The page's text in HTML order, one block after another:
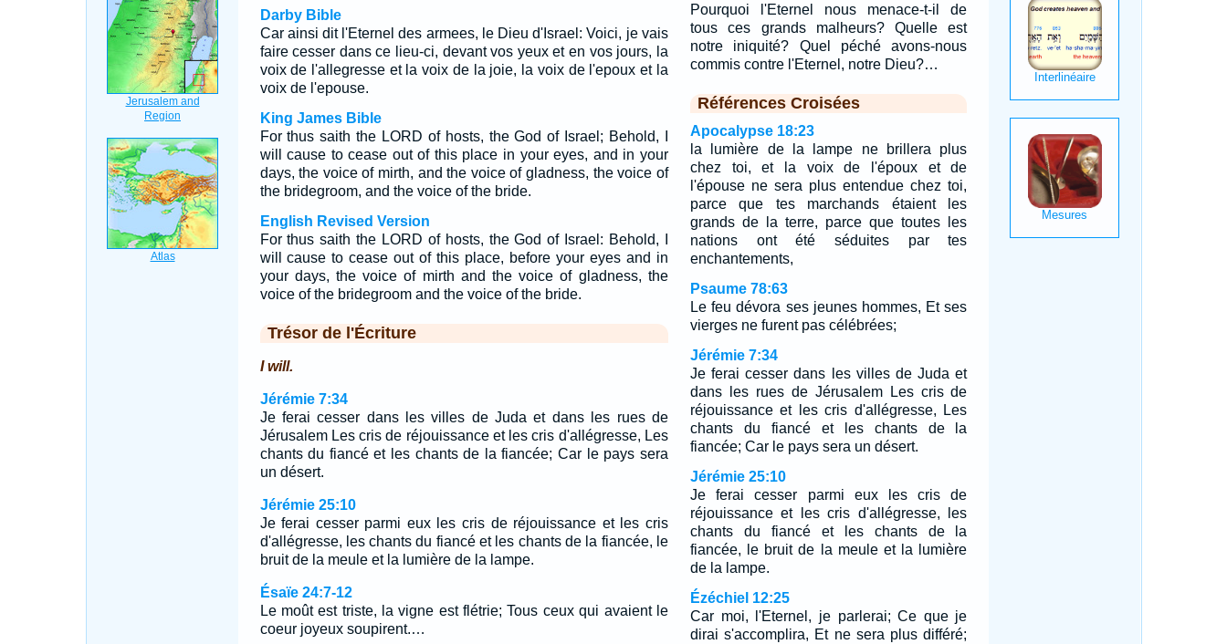
Darby Bible
Car ainsi dit l'Eternel des armees, le Dieu d'Israel: Voici, je vais
faire cesser dans ce lieu-ci, devant vos yeux et en vos jours, la
voix de l'allegresse et la voix de la joie, la voix de l'epoux et la
voix de l'epouse.
King James Bible
For thus saith the LORD of hosts, the God of Israel; Behold, I
will cause to cease out of this place in your eyes, and in your
days, the voice of mirth, and the voice of gladness, the voice of
the bridegroom, and the voice of the bride.
English Revised Version
For thus saith the LORD of hosts, the God of Israel: Behold, I
will cause to cease out of this place, before your eyes and in
your days, the voice of mirth and the voice of gladness, the
voice of the bridegroom and the voice of the bride.
Trésor de l'Écriture
I will.
Jérémie 7:34
Je ferai cesser dans les villes de Juda et dans les rues de
Jérusalem Les cris de réjouissance et les cris d'allégresse, Les
chants du fiancé et les chants de la fiancée; Car le pays sera
un désert.
Jérémie 25:10
Je ferai cesser parmi eux les cris de réjouissance et les cris
d'allégresse, les chants du fiancé et les chants de la fiancée, le
bruit de la meule et la lumière de la lampe.
Ésaïe 24:7-12
Le moût est triste, la vigne est flétrie; Tous ceux qui avaient le
coeur joyeux soupirent.…
Pourquoi l'Eternel nous menace-t-il de
tous ces grands malheurs? Quelle est
notre iniquité? Quel péché avons-nous
commis contre l'Eternel, notre Dieu?…
Références Croisées
Apocalypse 18:23
la lumière de la lampe ne brillera plus
chez toi, et la voix de l'époux et de
l'épouse ne sera plus entendue chez toi,
parce que tes marchands étaient les
grands de la terre, parce que toutes les
nations ont été séduites par tes
enchantements,
Psaume 78:63
Le feu dévora ses jeunes hommes, Et ses
vierges ne furent pas célébrées;
Jérémie 7:34
Je ferai cesser dans les villes de Juda et
dans les rues de Jérusalem Les cris de
réjouissance et les cris d'allégresse, Les
chants du fiancé et les chants de la
fiancée; Car le pays sera un désert.
Jérémie 25:10
Je ferai cesser parmi eux les cris de
réjouissance et les cris d'allégresse, les
chants du fiancé et les chants de la
fiancée, le bruit de la meule et la lumière
de la lampe.
Ézéchiel 12:25
Car moi, l'Eternel, je parlerai; Ce que je
dirai s'accomplira, Et ne sera plus différé;